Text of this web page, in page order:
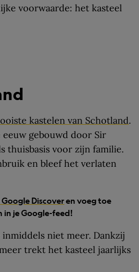
voorwaarde: het kasteel
kastelen van Schotland.
gebouwd door Sir
thuisbasis voor zijn familie.
en bleef het verlaten
Discoveren voeg toe
in je Google-feed!
niet meer. Dankzij
trekt het kasteel jaarlijks